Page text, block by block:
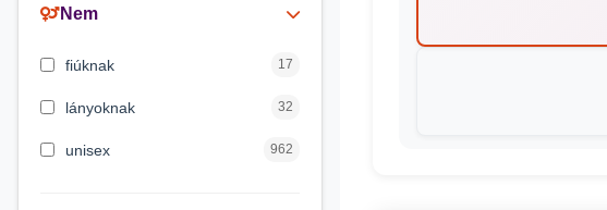
3 éves kortól 200
Nem
fiúknak 17
lányoknak 32
unisex 962